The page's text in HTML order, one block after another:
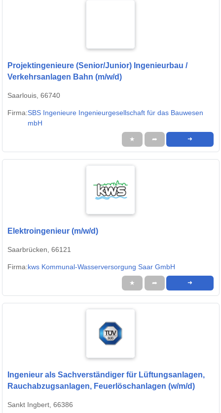
Projektingenieure (Senior/Junior) Ingenieurbau /
Verkehrsanlagen Bahn (m/w/d)
Saarlouis, 66740
Firma:SBS Ingenieure Ingenieurgesellschaft für das Bauwesen
mbH
★ ➦ ➜
Elektroingenieur (m/w/d)
Saarbrücken, 66121
Firma:kws Kommunal-Wasserversorgung Saar GmbH
★ ➦ ➜
Ingenieur als Sachverständiger für Lüftungsanlagen,
Rauchabzugsanlagen, Feuerlöschanlagen (w/m/d)
Sankt Ingbert, 66386